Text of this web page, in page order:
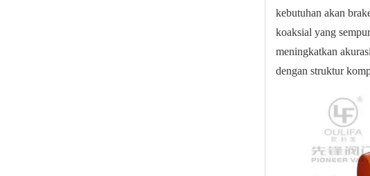
kebutuhan akan
koaksial yang
meningkatkan
dengan struktur